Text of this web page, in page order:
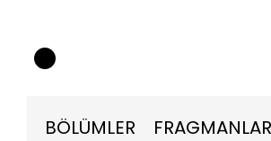
BÖLÜMLER FRAGMANLAR